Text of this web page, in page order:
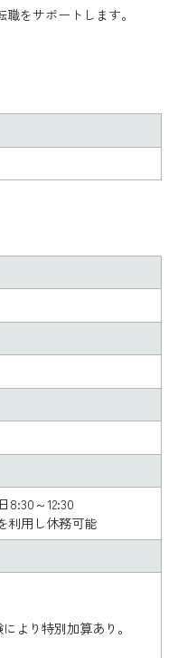
をサポートします。
8:30～12:30
利用し休務可能
より特別加算あり。